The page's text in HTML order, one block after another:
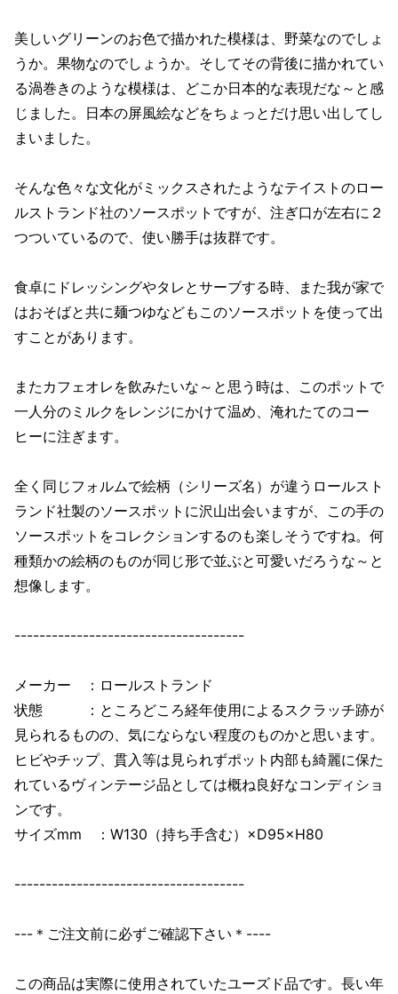
美しいグリーンのお色で描かれた模様は、野菜なのでしょ
うか。果物なのでしょうか。そしてその背後に描かれてい
る渦巻きのような模様は、どこか日本的な表現だな～と感
じました。日本の屏風絵などをちょっとだけ思い出してし
まいました。
そんな色々な文化がミックスされたようなテイストのロー
ルストランド社のソースポットですが、注ぎ口が左右に２
つついているので、使い勝手は抜群です。
食卓にドレッシングやタレとサーブする時、また我が家で
はおそばと共に麺つゆなどもこのソースポットを使って出
すことがあります。
またカフェオレを飲みたいな～と思う時は、このポットで
一人分のミルクをレンジにかけて温め、淹れたてのコー
ヒーに注ぎます。
全く同じフォルムで絵柄（シリーズ名）が違うロールスト
ランド社製のソースポットに沢山出会いますが、この手の
ソースポットをコレクションするのも楽しそうですね。何
種類かの絵柄のものが同じ形で並ぶと可愛いだろうな～と
想像します。
-------------------------------------
メーカー ：ロールストランド
状態 ：ところどころ経年使用によるスクラッチ跡が
見られるものの、気にならない程度のものかと思います。
ヒビやチップ、貫入等は見られずポット内部も綺麗に保た
れているヴィンテージ品としては概ね良好なコンディショ
ンです。
サイズmm ：W130（持ち手含む）×D95×H80
-------------------------------------
---＊ご注文前に必ずご確認下さい＊----
この商品は実際に使用されていたユーズド品です。長い年